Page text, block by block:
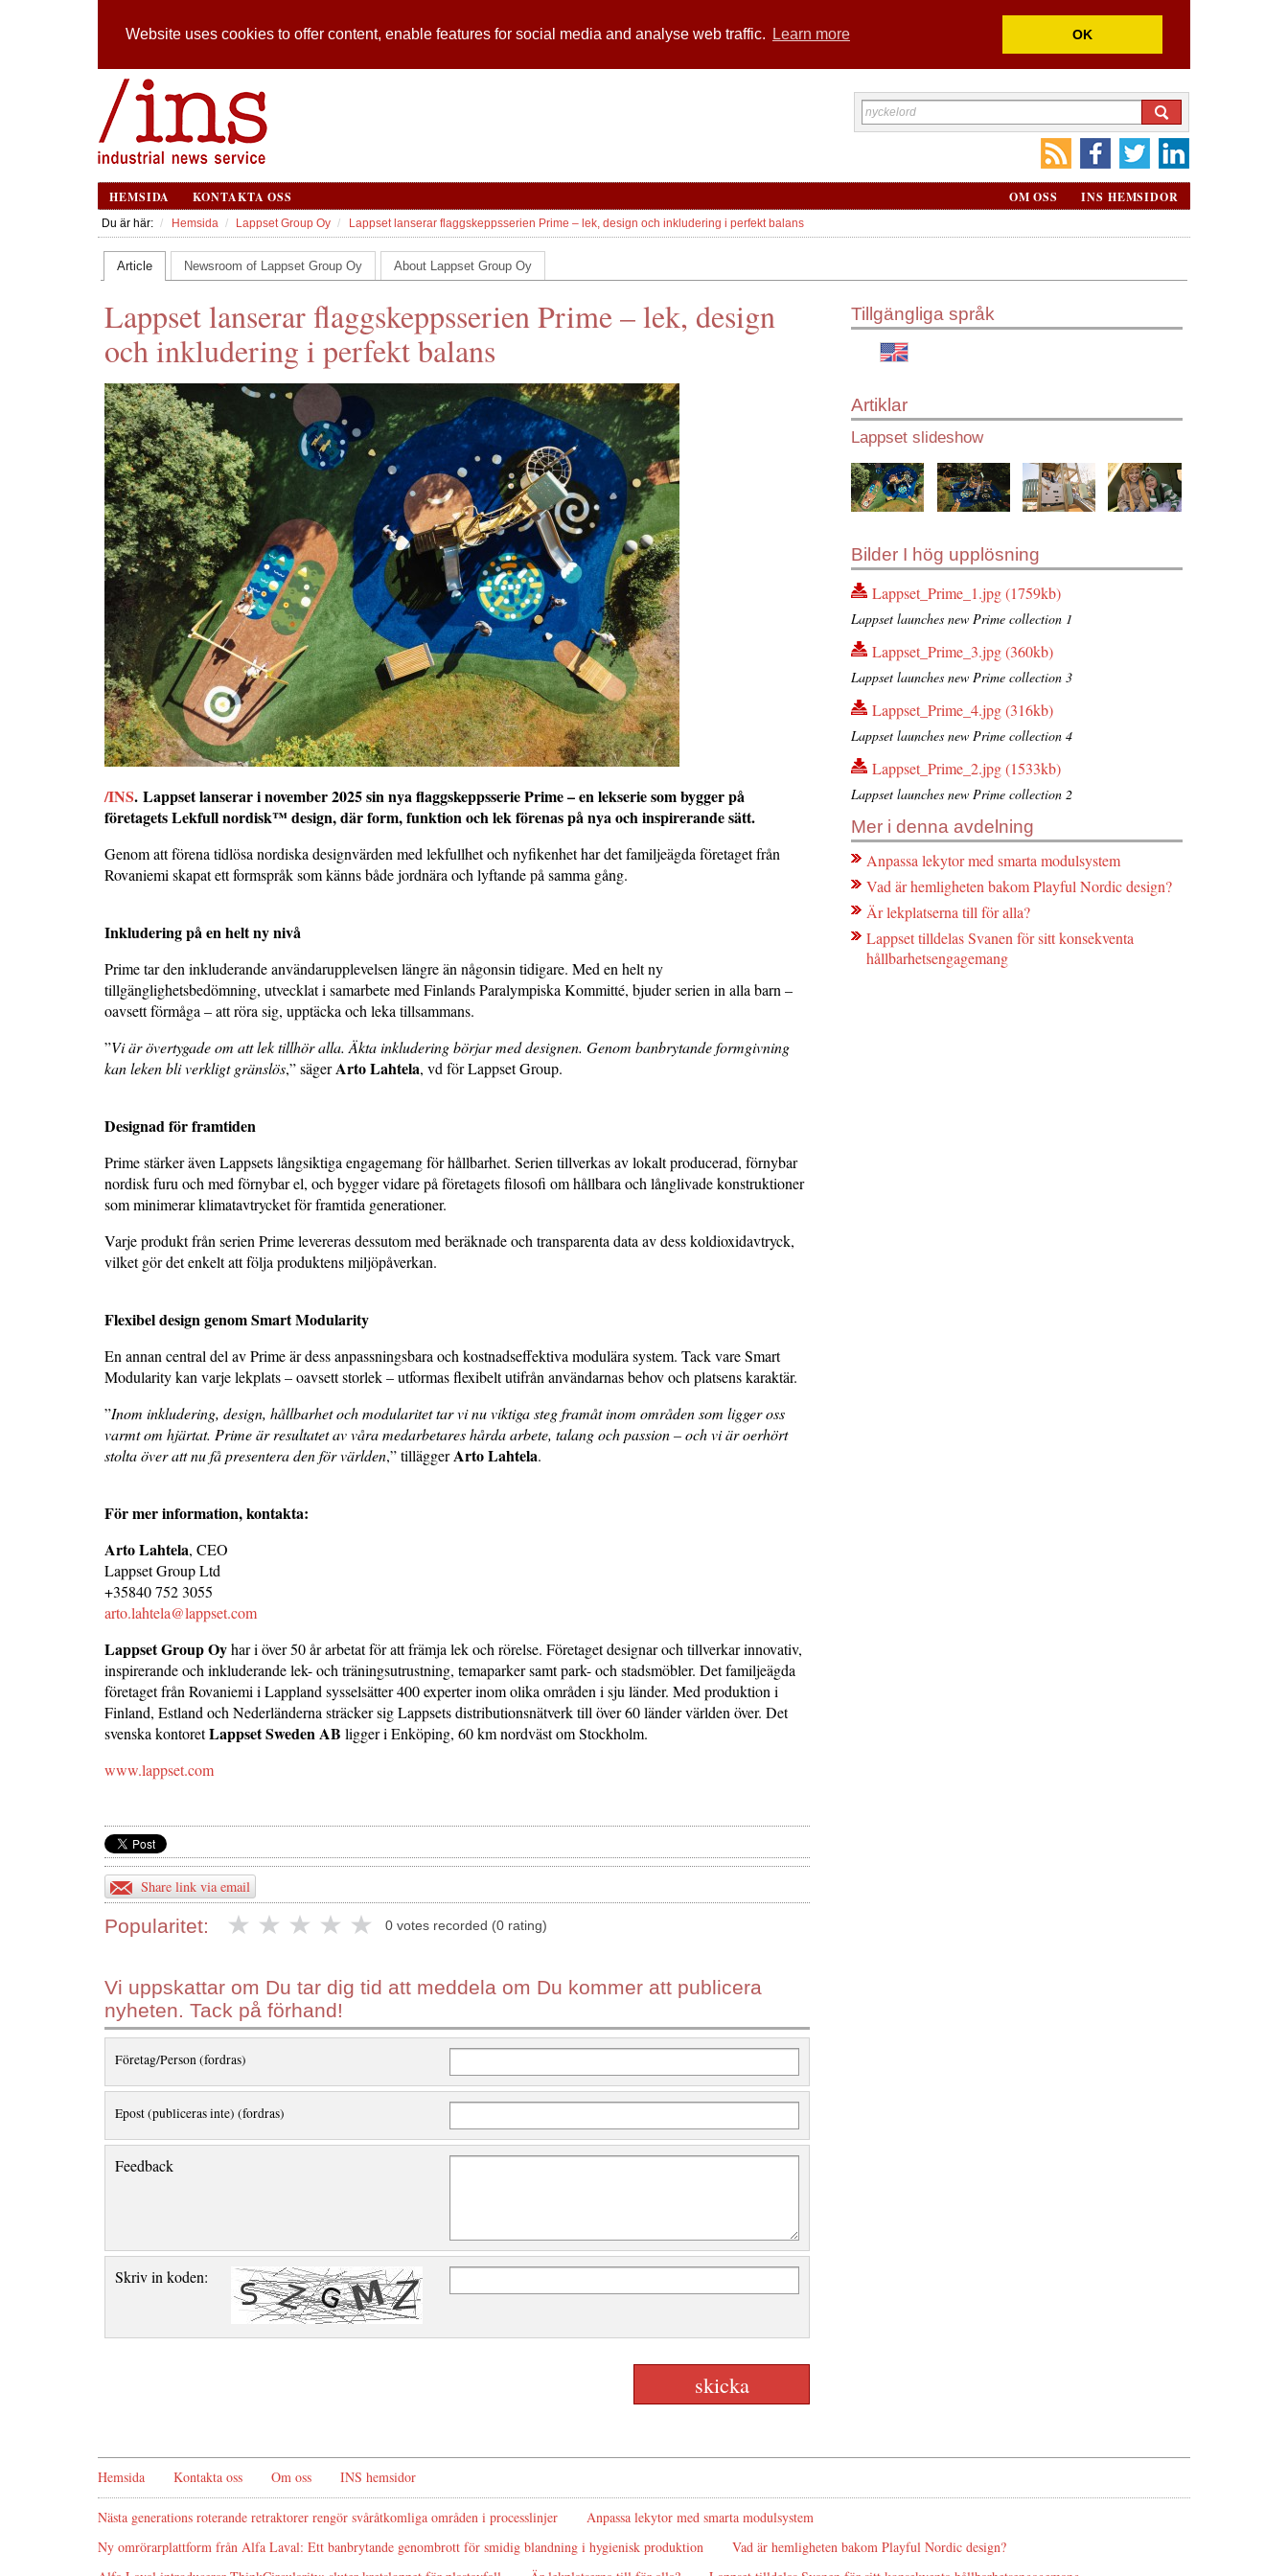
Website uses cookies to offer content, enable features for social media and analyse web traffic. Learn more OK
HEMSIDA KONTAKTA OSS INS HEMSIDOR
OM OSS
Du är här: Hemsida Lappset Group Oy Lappset lanserar flaggskeppsserien Prime – lek, design och inkludering i perfekt balans
Article Newsroom of Lappset Group Oy About Lappset Group Oy
Lappset lanserar flaggskeppsserien Prime – lek, design
och inkludering i perfekt balans
/INS. Lappset lanserar i november 2025 sin nya flaggskeppsserie Prime – en lekserie som bygger på
företagets Lekfull nordisk™ design, där form, funktion och lek förenas på nya och inspirerande sätt.
Genom att förena tidlösa nordiska designvärden med lekfullhet och nyfikenhet har det familjeägda företaget från
Rovaniemi skapat ett formspråk som känns både jordnära och lyftande på samma gång.
Inkludering på en helt ny nivå
Prime tar den inkluderande användarupplevelsen längre än någonsin tidigare. Med en helt ny
tillgänglighetsbedömning, utvecklat i samarbete med Finlands Paralympiska Kommitté, bjuder serien in alla barn –
oavsett förmåga – att röra sig, upptäcka och leka tillsammans.
”Vi är övertygade om att lek tillhör alla. Äkta inkludering börjar med designen. Genom banbrytande formgivning
kan leken bli verkligt gränslös,” sägerArto Lahtela, vd för Lappset Group.
Designad för framtiden
Prime stärker även Lappsets långsiktiga engagemang för hållbarhet. Serien tillverkas av lokalt producerad, förnybar
nordisk furu och med förnybar el, och bygger vidare på företagets filosofi om hållbara och långlivade konstruktioner
som minimerar klimatavtrycket för framtida generationer.
Varje produkt från serien Prime levereras dessutom med beräknade och transparenta data av dess koldioxidavtryck,
vilket gör det enkelt att följa produktens miljöpåverkan.
Flexibel design genom Smart Modularity
En annan central del av Prime är dess anpassningsbara och kostnadseffektiva modulära system. Tack vare Smart
Modularity kan varje lekplats – oavsett storlek – utformas flexibelt utifrån användarnas behov och platsens karaktär.
”Inom inkludering, design, hållbarhet och modularitet tar vi nu viktiga steg framåt inom områden som ligger oss
varmt om hjärtat. Prime är resultatet av våra medarbetares hårda arbete, talang och passion – och vi är oerhört
stolta över att nu få presentera den för världen,” tilläggerArto Lahtela.
För mer information, kontakta:
Arto Lahtela, CEO
Lappset Group Ltd
+35840 752 3055
arto.lahtela@lappset.com
Lappset Group Oyhar i över 50 år arbetat för att främja lek och rörelse. Företaget designar och tillverkar innovativ,
inspirerande och inkluderande lek- och träningsutrustning, temaparker samt park- och stadsmöbler. Det familjeägda
företaget från Rovaniemi i Lappland sysselsätter 400 experter inom olika områden i sju länder. Med produktion i
Finland, Estland och Nederländerna sträcker sig Lappsets distributionsnätverk till över 60 länder världen över. Det
svenska kontoretLappset Sweden AB ligger i Enköping, 60 km nordväst om Stockholm.
www.lappset.com
Share link via email
Popularitet: 0 votes recorded (0 rating)
Vi uppskattar om Du tar dig tid att meddela om Du kommer att publicera
nyheten. Tack på förhand!
Företag/Person (fordras)
Epost (publiceras inte) (fordras)
Feedback
Skriv in koden:
Tillgängliga språk
Artiklar
Lappset slideshow
Bilder I hög upplösning
Lappset_Prime_1.jpg (1759kb)
Lappset launches new Prime collection 1
Lappset_Prime_3.jpg (360kb)
Lappset launches new Prime collection 3
Lappset_Prime_4.jpg (316kb)
Lappset launches new Prime collection 4
Lappset_Prime_2.jpg (1533kb)
Lappset launches new Prime collection 2
Mer i denna avdelning
Anpassa lekytor med smarta modulsystem
Vad är hemligheten bakom Playful Nordic design?
Är lekplatserna till för alla?
Lappset tilldelas Svanen för sitt konsekventa
hållbarhetsengagemang
Hemsida Kontakta oss Om oss INS hemsidor
Nästa generations roterande retraktorer rengör svåråtkomliga områden i processlinjer
Anpassa lekytor med smarta modulsystem
Ny omrörarplattform från Alfa Laval: Ett banbrytande genombrott för smidig blandning i hygienisk produktion
Vad är hemligheten bakom Playful Nordic design?